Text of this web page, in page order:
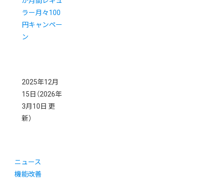
ラー月々100
円キャンペー
ン
2025年12月
15日 （2026年
3月10日 更
新）
ニュース
機能改善